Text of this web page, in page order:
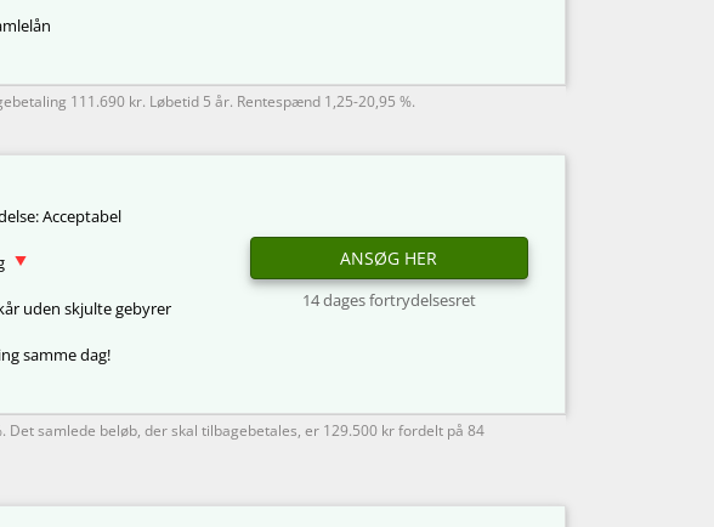
111.690 kr. Løbetid 5 år. Rentespænd 1,25-20,95 %.
Acceptabel
uden skjulte gebyrer
samme dag!
ANSØG HER
14 dages fortrydelsesret
Det samlede beløb, der skal tilbagebetales, er 129.500 kr fordelt på 84